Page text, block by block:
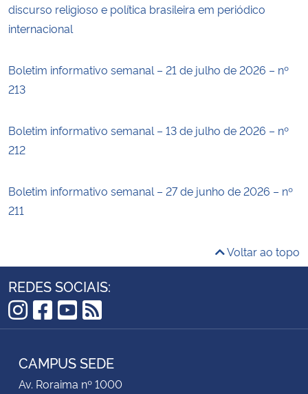
discurso religioso e política brasileira em periódico
internacional
Boletim informativo semanal – 21 de julho de 2026 – nº
213
Boletim informativo semanal – 13 de julho de 2026 – nº
212
Boletim informativo semanal – 27 de junho de 2026 – nº
211
Voltar ao topo
REDES SOCIAIS:
Instagram
Facebook
YouTube
RSS
CAMPUS SEDE
Av. Roraima nº 1000